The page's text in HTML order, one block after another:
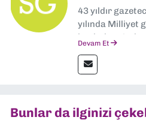
43 yıldır
yılında Milliyet
başladım.
muhabir, editör,
müdürü olarak
Gazetesi'nde
Devam Et
Bunlar da ilginizi